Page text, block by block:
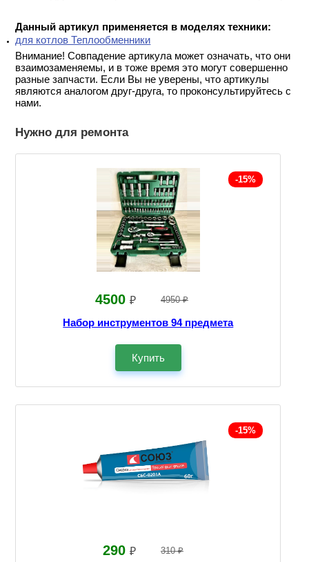
Данный артикул применяется в моделях техники:
для котлов Теплообменники
Внимание! Совпадение артикула может означать, что они
взаимозаменяемы, и в тоже время это могут совершенно
разные запчасти. Если Вы не уверены, что артикулы
являются аналогом друг-друга, то проконсультируйтесь с
нами.
Нужно для ремонта
-15%
4500 ₽ 4950 ₽
Набор инструментов 94 предмета
Купить
-15%
290 ₽ 310 ₽